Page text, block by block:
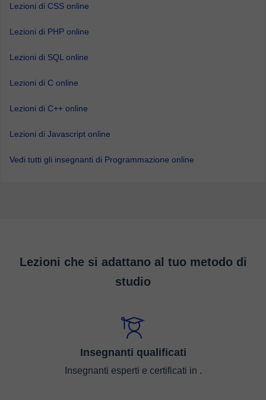
Lezioni di CSS online
Lezioni di PHP online
Lezioni di SQL online
Lezioni di C online
Lezioni di C++ online
Lezioni di Javascript online
Vedi tutti gli insegnanti di Programmazione online
Lezioni che si adattano al tuo metodo di
studio
Insegnanti qualificati
Insegnanti esperti e certificati in .